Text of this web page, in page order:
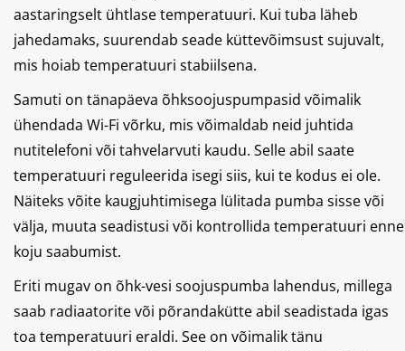
aastaringselt ühtlase temperatuuri. Kui tuba läheb
jahedamaks, suurendab seade küttevõimsust sujuvalt,
mis hoiab temperatuuri stabiilsena.
Samuti on tänapäeva õhksoojuspumpasid võimalik
ühendada Wi-Fi võrku, mis võimaldab neid juhtida
nutitelefoni või tahvelarvuti kaudu. Selle abil saate
temperatuuri reguleerida isegi siis, kui te kodus ei ole.
Näiteks võite kaugjuhtimisega lülitada pumba sisse või
välja, muuta seadistusi või kontrollida temperatuuri enne
koju saabumist.
Eriti mugav on õhk-vesi soojuspumba lahendus, millega
saab radiaatorite või põrandakütte abil seadistada igas
toa temperatuuri eraldi. See on võimalik tänu